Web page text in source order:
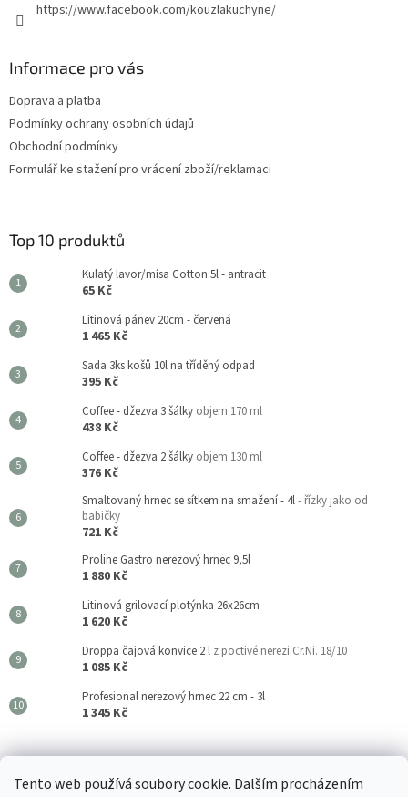
Tento web používá soubory cookie. Dalším procházením
https://www.facebook.com/kouzlakuchyne/
Informace pro vás
Doprava a platba
Podmínky ochrany osobních údajů
Obchodní podmínky
Formulář ke stažení pro vrácení zboží/reklamaci
Top 10 produktů
Kulatý lavor/mísa Cotton 5l - antracit
65 Kč
Litinová pánev 20cm - červená
1 465 Kč
Sada 3ks košů 10l na tříděný odpad
395 Kč
Coffee - džezva 3 šálky objem 170 ml
438 Kč
Coffee - džezva 2 šálky objem 130 ml
376 Kč
Smaltovaný hrnec se sítkem na smažení - 4l- řízky jako od
babičky
721 Kč
Proline Gastro nerezový hrnec 9,5l
1 880 Kč
Litinová grilovací plotýnka 26x26cm
1 620 Kč
Droppa čajová konvice 2 l z poctivé nerezi Cr.Ni. 18/10
1 085 Kč
Profesional nerezový hrnec 22 cm - 3l
1 345 Kč